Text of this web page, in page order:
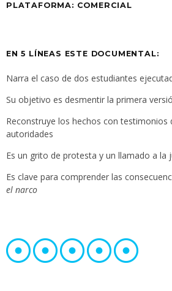
PLATAFORMA: COMERCIAL
EN 5 LÍNEAS ESTE DOCUMENTAL:
Narra el caso de dos estudiantes
Su objetivo es desmentir la primera
Reconstruye los hechos con testimonios
autoridades
Es un grito de protesta y un llamado a la
Es clave para comprender las
el narco